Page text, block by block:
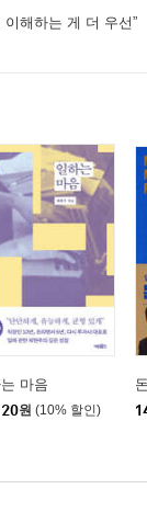
기
하십니까?
해하는 게 더 우선”
마음
원 (10% 할인)